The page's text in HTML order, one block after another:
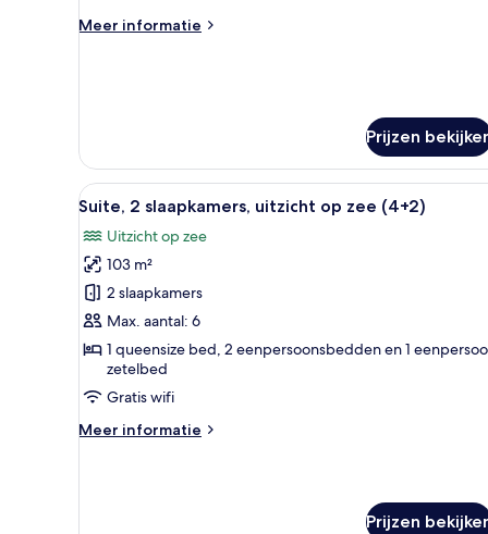
laden
Meer informatie
Meer
op
zee
Prijzen
Alle
foto's
voor
Suite,
2
slaapkamers,
uitzicht
zee
(4+2)
laden
Hotelkamer met een groot
11
Suite, 2 slaapkamers, uitzicht op zee (4+2)
Uitzicht op zee
103 m²
2 slaapkamers
Max. aantal: 6
1 queensize bed, 2 eenpersoonsbedden en 1
zetelbed
Gratis wifi
Meer informatie
Meer
Prijzen